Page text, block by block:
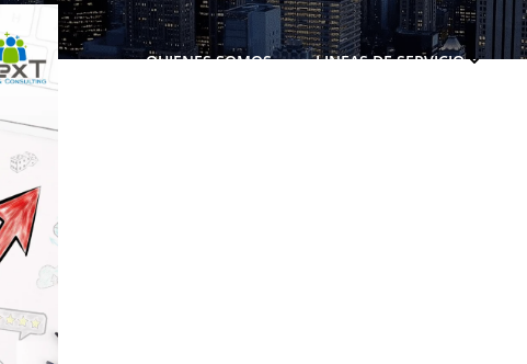
QUIENES SOMOS LINEAS DE SERVICIO